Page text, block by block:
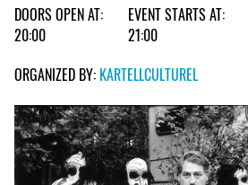
DOORS OPEN AT:
20:00
EVENT STARTS AT:
21:00
ORGANIZED BY: KARTELLCULTUREL